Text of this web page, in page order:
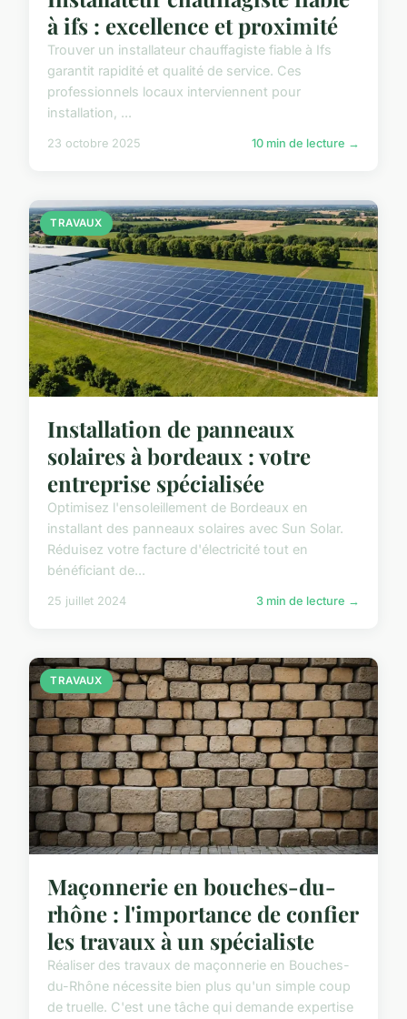
à ifs : excellence et proximité
Trouver un installateur chauffagiste fiable à Ifs
garantit rapidité et qualité de service. Ces
professionnels locaux interviennent pour
installation, ...
23 octobre 2025 10 min de lecture →
TRAVAUX
Installation de panneaux
solaires à bordeaux : votre
entreprise spécialisée
Optimisez l'ensoleillement de Bordeaux en
installant des panneaux solaires avec Sun Solar.
Réduisez votre facture d'électricité tout en
bénéficiant de...
25 juillet 2024 3 min de lecture →
TRAVAUX
Maçonnerie en bouches-du-
rhône : l'importance de confier
les travaux à un spécialiste
Réaliser des travaux de maçonnerie en Bouches-
du-Rhône nécessite bien plus qu'un simple coup
de truelle. C'est une tâche qui demande expertise